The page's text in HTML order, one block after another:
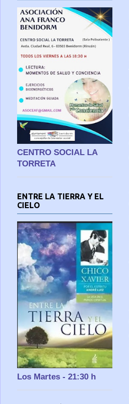
CENTRO SOCIAL LA
TORRETA
ENTRE LA TIERRA Y EL
CIELO
Los Martes - 21:30 h